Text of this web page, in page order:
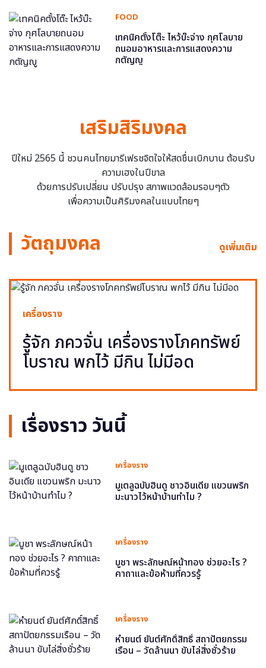
FOOD
เทคนิคตั้งโต๊ะ ไหว้บ๊ะจ่าง กุศโลบาย
ถนอมอาหารและการแสดงความ
กตัญญู
เสริมสิริมงคล
ปีใหม่ 2565 นี้ ชวนคนไทยมารีเฟรชจิตใจให้สดชื่นเบิกบาน ต้อนรับ
ความเฮงในปีขาล
ด้วยการปรับเปลี่ยน ปรับปรุง สภาพแวดล้อมรอบๆตัว
เพื่อความเป็นศิริมงคลในแบบไทยๆ
วัตถุมงคล ดูเพิ่มเติม
เครื่องราง
รู้จัก ภควจั่น เครื่องรางโภคทรัพย์
โบราณ พกไว้ มีกิน ไม่มีอด
เรื่องราว วันนี้
เครื่องราง
มูเตลูฉบับฮินดู ชาวอินเดีย แขวนพริก
มะนาวไว้หน้าบ้านทำไม ?
เครื่องราง
บูชา พระลักษณ์หน้าทอง ช่วยอะไร ?
คาถาและข้อห้ามที่ควรรู้
เครื่องราง
หำยนต์ ยันต์ศักดิ์สิทธิ์ สถาปัตยกรรม
เรือน – วัดล้านนา ขับไล่สิ่งชั่วร้าย